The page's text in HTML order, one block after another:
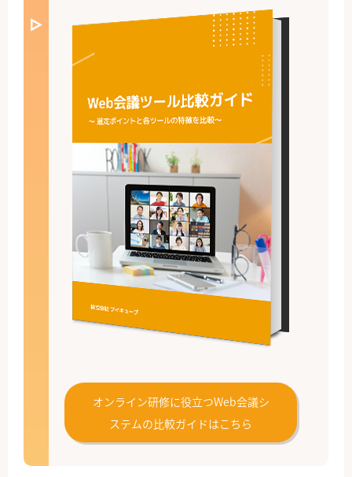
オンライン研修に役立つWeb会議シ
ステムの比較ガイドはこちら